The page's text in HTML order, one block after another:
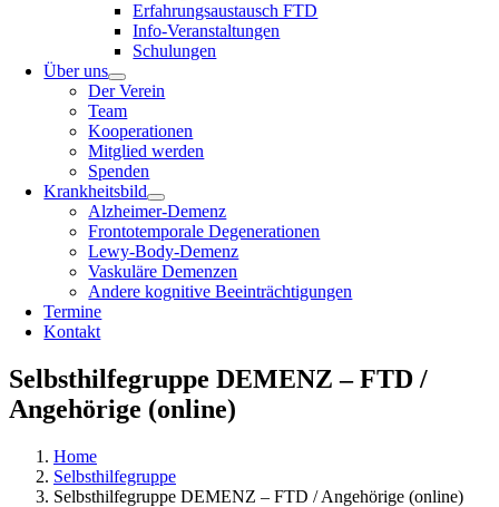
Erfahrungsaustausch FTD
Info-Veranstaltungen
Schulungen
Über uns
Der Verein
Team
Kooperationen
Mitglied werden
Spenden
Krankheitsbild
Alzheimer-Demenz
Frontotemporale Degenerationen
Lewy-Body-Demenz
Vaskuläre Demenzen
Andere kognitive Beeinträchtigungen
Termine
Kontakt
Selbsthilfegruppe DEMENZ – FTD /
Angehörige (online)
Home
Selbsthilfegruppe
Selbsthilfegruppe DEMENZ – FTD / Angehörige (online)